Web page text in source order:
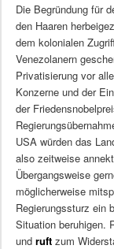
Die Begründung für
den Haaren
dem kolonialen
Venezolanern
Privatisierung vor
Konzerne und der
der
USA würden das
also zeitweise
Übergangsweise
möglicherweise
Regierungssturz ein
Situation beruhigen.
und ruftzum